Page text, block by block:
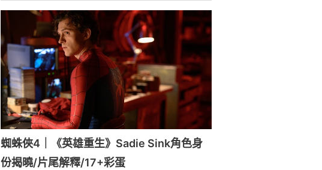
蜘蛛俠4｜《英雄重生》Sadie Sink角色身
份揭曉/片尾解釋/17+彩蛋